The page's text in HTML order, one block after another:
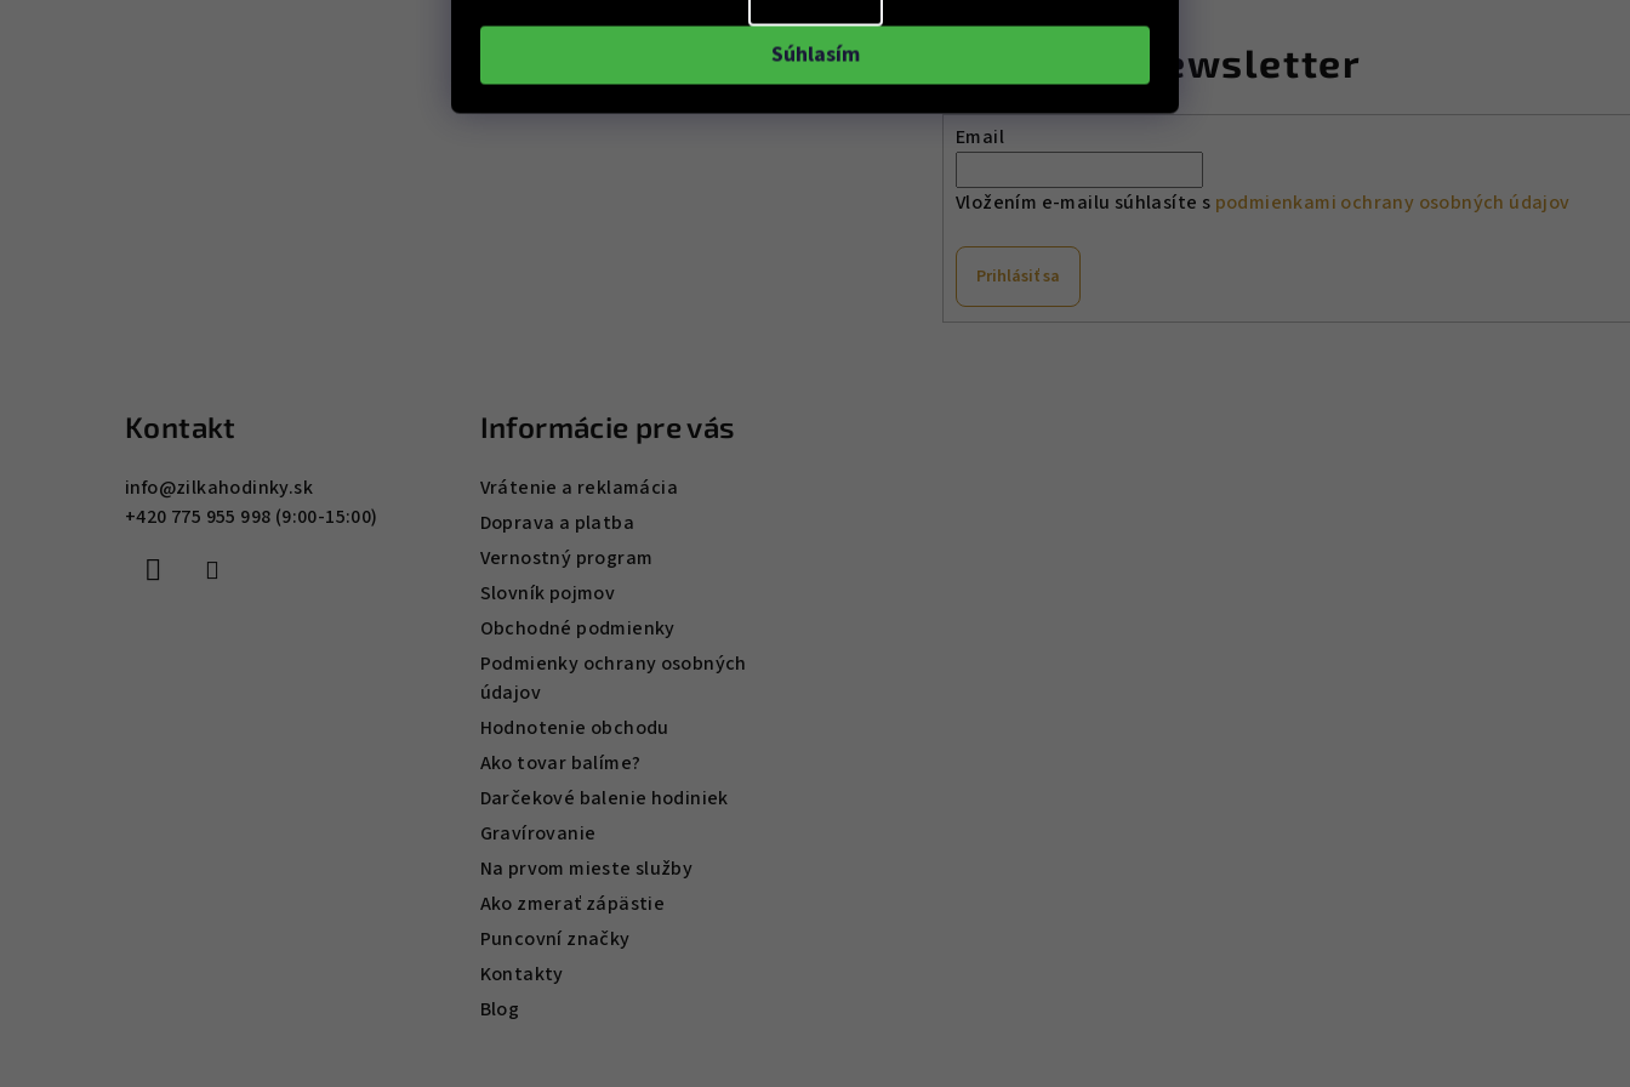
Súhlasím Odoberať newsletter
Email
Vložením e-mailu súhlasíte s podmienkami ochrany osobných údajov
Prihlásiť sa
Kontakt
info@zilkahodinky.sk
+420 775 955 998 (9:00-15:00)
Informácie pre vás
Vrátenie a reklamácia
Doprava a platba
Vernostný program
Slovník pojmov
Obchodné podmienky
Podmienky ochrany osobných
údajov
Hodnotenie obchodu
Ako tovar balíme?
Darčekové balenie hodiniek
Gravírovanie
Na prvom mieste služby
Ako zmerať zápästie
Puncovní značky
Kontakty
Blog